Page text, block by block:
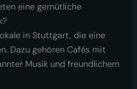
eine gemütliche
in Stuttgart, die eine
Dazu gehören Cafés mit
Musik und freundlichem